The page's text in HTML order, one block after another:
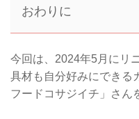
おわりに
今回は、2024年5月にリ
具材も自分好みにできる
フードコサジイチ」さん